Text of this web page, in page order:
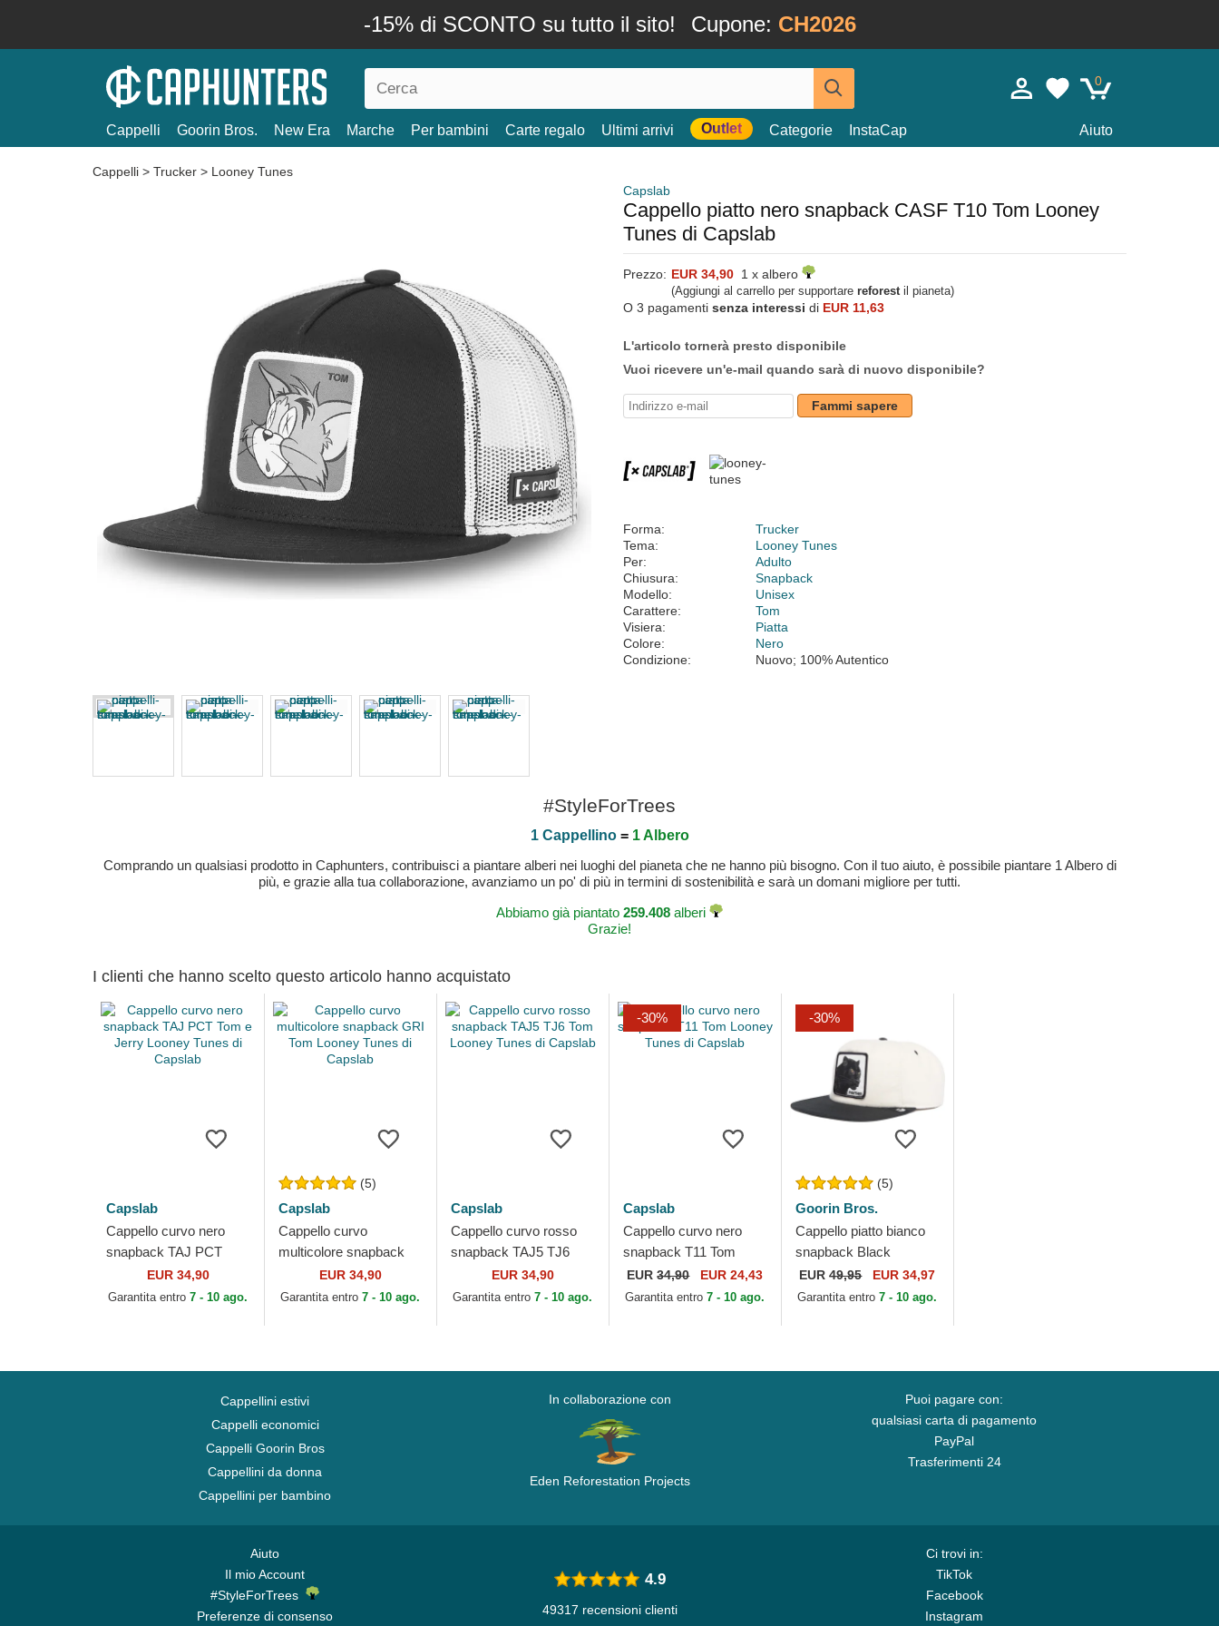
-15% di SCONTO su tutto il sito! Cupone: CH2026
0
Cappelli Goorin Bros. New Era Marche Per bambini Carte regalo Ultimi arrivi Outlet Categorie InstaCap Aiuto
Cappelli > Trucker > Looney Tunes
Capslab
Cappello piatto nero snapback CASF T10 Tom Looney
Tunes di Capslab
Prezzo: EUR 34,90 1 x albero
(Aggiungi al carrello per supportare reforestil pianeta)
O 3 pagamenti senza interessi di EUR 11,63
L'articolo tornerà presto disponibile
Vuoi ricevere un'e-mail quando sarà di nuovo disponibile?
Fammi sapere
Forma:
Trucker
Tema:
Looney Tunes
Per:
Adulto
Chiusura:
Snapback
Modello:
Unisex
Carattere:
Tom
Visiera:
Piatta
Colore:
Nero
Condizione:
Nuovo; 100% Autentico
#StyleForTrees
1 Cappellino= 1 Albero
Comprando un qualsiasi prodotto in Caphunters, contribuisci a piantare alberi nei luoghi del pianeta che ne hanno più bisogno. Con il tuo aiuto, è possibile piantare 1 Albero di
più, e grazie alla tua collaborazione, avanziamo un po' di più in termini di sostenibilità e sarà un domani migliore per tutti.
Abbiamo già piantato 259.408 alberi
Grazie!
I clienti che hanno scelto questo articolo hanno acquistato
Capslab
Cappello curvo nero
snapback TAJ PCT
Tom e Jerry Looney
Tunes di Capslab
EUR 34,90
Garantita entro7 - 10 ago.
(5)
Capslab
Cappello curvo
multicolore snapback
GRI Tom Looney Tunes
di Capslab
EUR 34,90
Garantita entro7 - 10 ago.
Capslab
Cappello curvo rosso
snapback TAJ5 TJ6
Tom Looney Tunes di
Capslab
EUR 34,90
Garantita entro7 - 10 ago.
-30%
Capslab
Cappello curvo nero
snapback T11 Tom
Looney Tunes di
Capslab
EUR34,90 EUR 24,43
Garantita entro7 - 10 ago.
-30%
(5)
Goorin Bros.
Cappello piatto bianco
snapback Black
Panther Stealth Explorer
The Farm Flats The
EUR49,95 EUR 34,97
Garantita entro7 - 10 ago.
Cappellini estivi
Cappelli economici
Cappelli Goorin Bros
Cappellini da donna
Cappellini per bambino
In collaborazione con
Eden Reforestation Projects
Puoi pagare con:
qualsiasi carta di pagamento
PayPal
Trasferimenti 24
Aiuto
Il mio Account
#StyleForTrees
Preferenze di consenso
Ci trovi in:
TikTok
Facebook
Instagram
4.9
49317 recensioni clienti